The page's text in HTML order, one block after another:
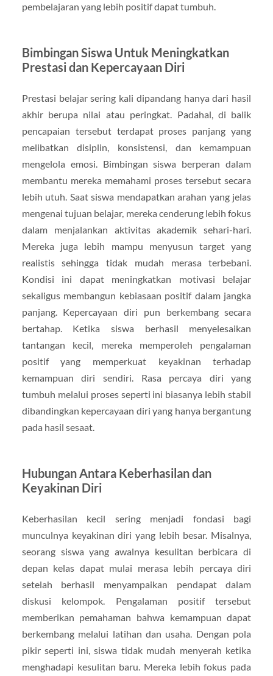
pembelajaran yang lebih positif dapat tumbuh.
Bimbingan Siswa Untuk Meningkatkan
Prestasi dan Kepercayaan Diri
Prestasi belajar sering kali dipandang hanya dari hasil
akhir berupa nilai atau peringkat. Padahal, di balik
pencapaian tersebut terdapat proses panjang yang
melibatkan disiplin, konsistensi, dan kemampuan
mengelola emosi. Bimbingan siswa berperan dalam
membantu mereka memahami proses tersebut secara
lebih utuh. Saat siswa mendapatkan arahan yang jelas
mengenai tujuan belajar, mereka cenderung lebih fokus
dalam menjalankan aktivitas akademik sehari-hari.
Mereka juga lebih mampu menyusun target yang
realistis sehingga tidak mudah merasa terbebani.
Kondisi ini dapat meningkatkan motivasi belajar
sekaligus membangun kebiasaan positif dalam jangka
panjang. Kepercayaan diri pun berkembang secara
bertahap. Ketika siswa berhasil menyelesaikan
tantangan kecil, mereka memperoleh pengalaman
positif yang memperkuat keyakinan terhadap
kemampuan diri sendiri. Rasa percaya diri yang
tumbuh melalui proses seperti ini biasanya lebih stabil
dibandingkan kepercayaan diri yang hanya bergantung
pada hasil sesaat.
Hubungan Antara Keberhasilan dan
Keyakinan Diri
Keberhasilan kecil sering menjadi fondasi bagi
munculnya keyakinan diri yang lebih besar. Misalnya,
seorang siswa yang awalnya kesulitan berbicara di
depan kelas dapat mulai merasa lebih percaya diri
setelah berhasil menyampaikan pendapat dalam
diskusi kelompok. Pengalaman positif tersebut
memberikan pemahaman bahwa kemampuan dapat
berkembang melalui latihan dan usaha. Dengan pola
pikir seperti ini, siswa tidak mudah menyerah ketika
menghadapi kesulitan baru. Mereka lebih fokus pada